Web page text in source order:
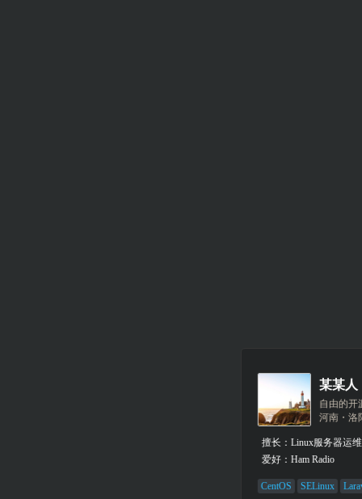
某某人
自由的开
河南・洛
擅长：Linux服务器运
爱好：Ham Radio
CentOS SELinux